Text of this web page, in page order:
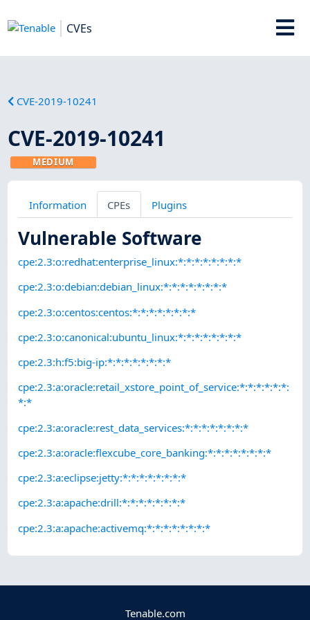
CVEs
CVE-2019-10241
CVE-2019-10241
MEDIUM
Information CPEs Plugins
Vulnerable Software
cpe:2.3:o:redhat:enterprise_linux:*:*:*:*:*:*:*:*
cpe:2.3:o:debian:debian_linux:*:*:*:*:*:*:*:*
cpe:2.3:o:centos:centos:*:*:*:*:*:*:*:*
cpe:2.3:o:canonical:ubuntu_linux:*:*:*:*:*:*:*:*
cpe:2.3:h:f5:big-ip:*:*:*:*:*:*:*:*
cpe:2.3:a:oracle:retail_xstore_point_of_service:*:*:*:*:*:*:
*:*
cpe:2.3:a:oracle:rest_data_services:*:*:*:*:*:*:*:*
cpe:2.3:a:oracle:flexcube_core_banking:*:*:*:*:*:*:*:*
cpe:2.3:a:eclipse:jetty:*:*:*:*:*:*:*:*
cpe:2.3:a:apache:drill:*:*:*:*:*:*:*:*
cpe:2.3:a:apache:activemq:*:*:*:*:*:*:*:*
Tenable.com